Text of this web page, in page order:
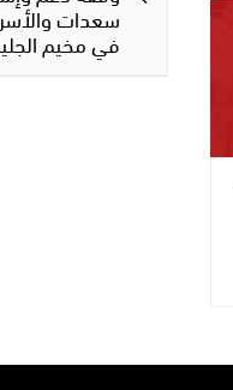
سعدات
في مخيم